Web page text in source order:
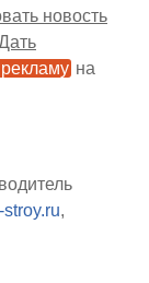
новость
на